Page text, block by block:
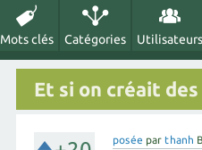
Mots clés Catégories Utilisateurs
Et si on créait
posée par thanh